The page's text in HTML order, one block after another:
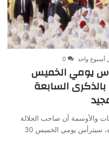
أسبوع واحد 0
يومي الخميس
السابعة
والأوسمة أن صاحب الجلالة
الملك محمد السادس، نصره الله وأيده، سيترأس يومي الخميس 30